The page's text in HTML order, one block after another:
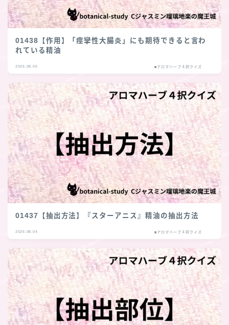
01438【作用】「痙攣性大腸炎」にも期待できると言わ
れている精油
2026.08.05 ■アロマハーブ４択クイズ
01437【抽出方法】『スターアニス』精油の抽出方法
2026.08.04 ■アロマハーブ４択クイズ